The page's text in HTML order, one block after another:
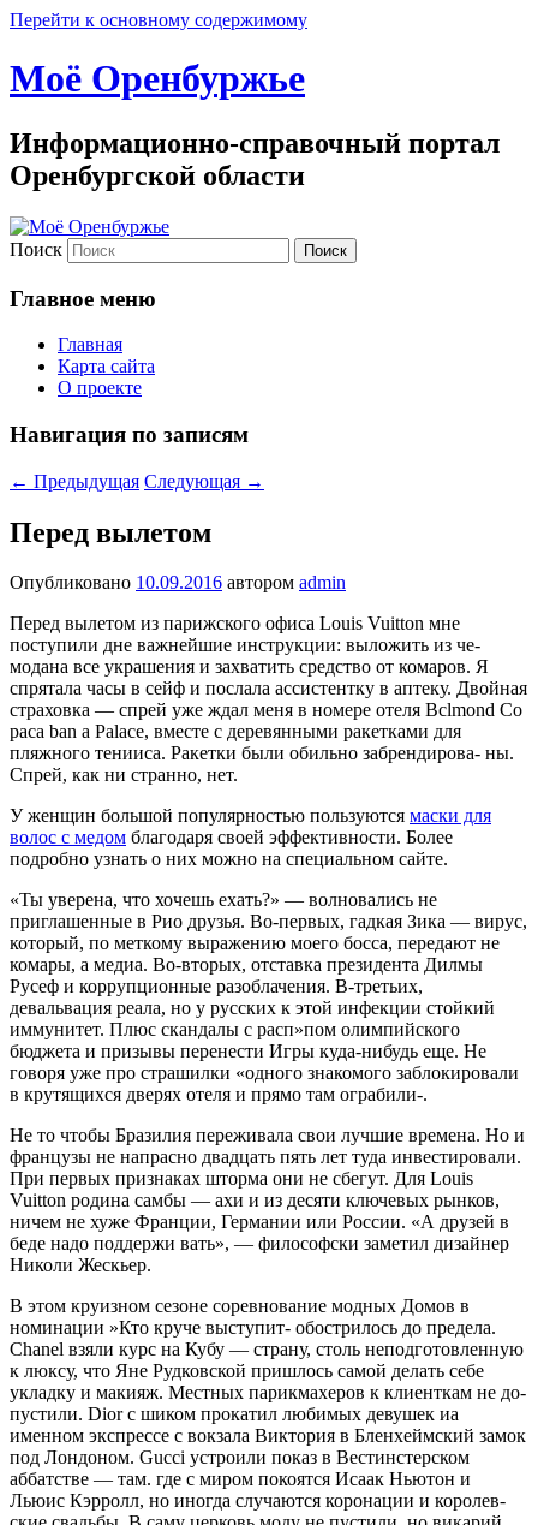
Перейти к основному содержимому
Моё Оренбуржье
Информационно-справочный портал
Оренбургской области
Поиск
Главное меню
Главная
Карта сайта
О проекте
Навигация по записям
← Предыдущая Следующая →
Перед вылетом
Опубликовано 10.09.2016 автором admin
Перед вылетом из па­рижского офиса Louis Vuitton мне
поступили дне важнейшие инструк­ции: выложить из че­
модана все украшения и захватить средство от комаров. Я
спрятала часы в сейф и послала ассистентку в аптеку. Двойная
страхов­ка — спрей уже ждал меня в номере отеля Bclmond Со
раса ban a Palace, вместе с дере­вянными ракетками для
пляжного тенииса. Ракетки были обильно забрендирова- ны.
Спрей, как ни странно, нет.
У женщин большой популярностью пользуются маски для
волос с медом благодаря своей эффективности. Более
подробно узнать о них можно на специальном сайте.
«Ты уверена, что хочешь ехать?» — вол­новались не
приглашенные в Рио друзья. Во-первых, гадкая Зика — вирус,
кото­рый, по меткому выражению моего босса, передают не
комары, а медиа. Во-вторых, отставка президента Дилмы
Русеф и кор­рупционные разоблачения. В-третьих,
девальвация реала, но у русских к этой инфекции стойкий
иммунитет. Плюс скан­далы с расп»пом олимпийского
бюджета и призывы перенести Игры куда-нибудь еще. Не
говоря уже про страшилки «одного знакомого заблокировали
в крутящихся дверях отеля и прямо там ограбили-.
Не то чтобы Бразилия переживала свои лучшие времена. Но и
французы не напрасно двадцать пять лет туда инвести­ровали.
При первых признаках шторма они не сбегут. Для Louis
Vuitton родина самбы — ахи и из десяти ключевых рынков,
ничем не хуже Франции, Германии или России. «А друзей в
беде надо поддержи вать», — философски заметил дизайнер
Николи Жескьер.
В этом круизном сезоне соревнова­ние модных Домов в
номинации »Кто круче выступит- обострилось до предела.
Chanel взяли курс на Кубу — страну, столь неподготовленную
к люксу, что Яне Рудковской пришлось самой делать себе
укладку и макияж. Местных парикмахеров к клиенткам не до­
пустили. Dior с шиком прокатил любимых девушек иа
именном экспрессе с вокза­ла Виктория в Бленхеймский замок
под Лондоном. Gucci устроили показ в Вест­инстерском
аббатстве — там. где с миром покоятся Исаак Ньютон и
Льюис Кэрролл, но иногда случаются коронации и королев­